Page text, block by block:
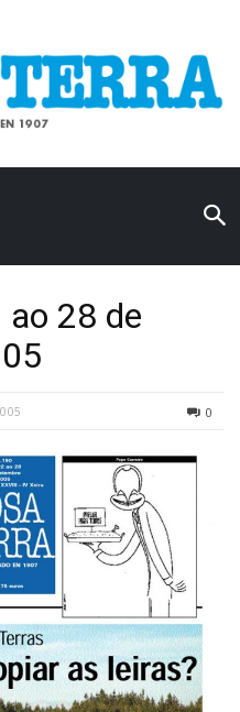
ao 28 de
0